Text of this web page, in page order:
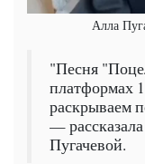
Алла
"Песня
платформах
раскрываем
—
Пугачевой.